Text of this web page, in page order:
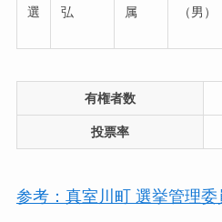
選
弘
属
（男）
有権者数
投票率
参考：真室川町 選挙管理委